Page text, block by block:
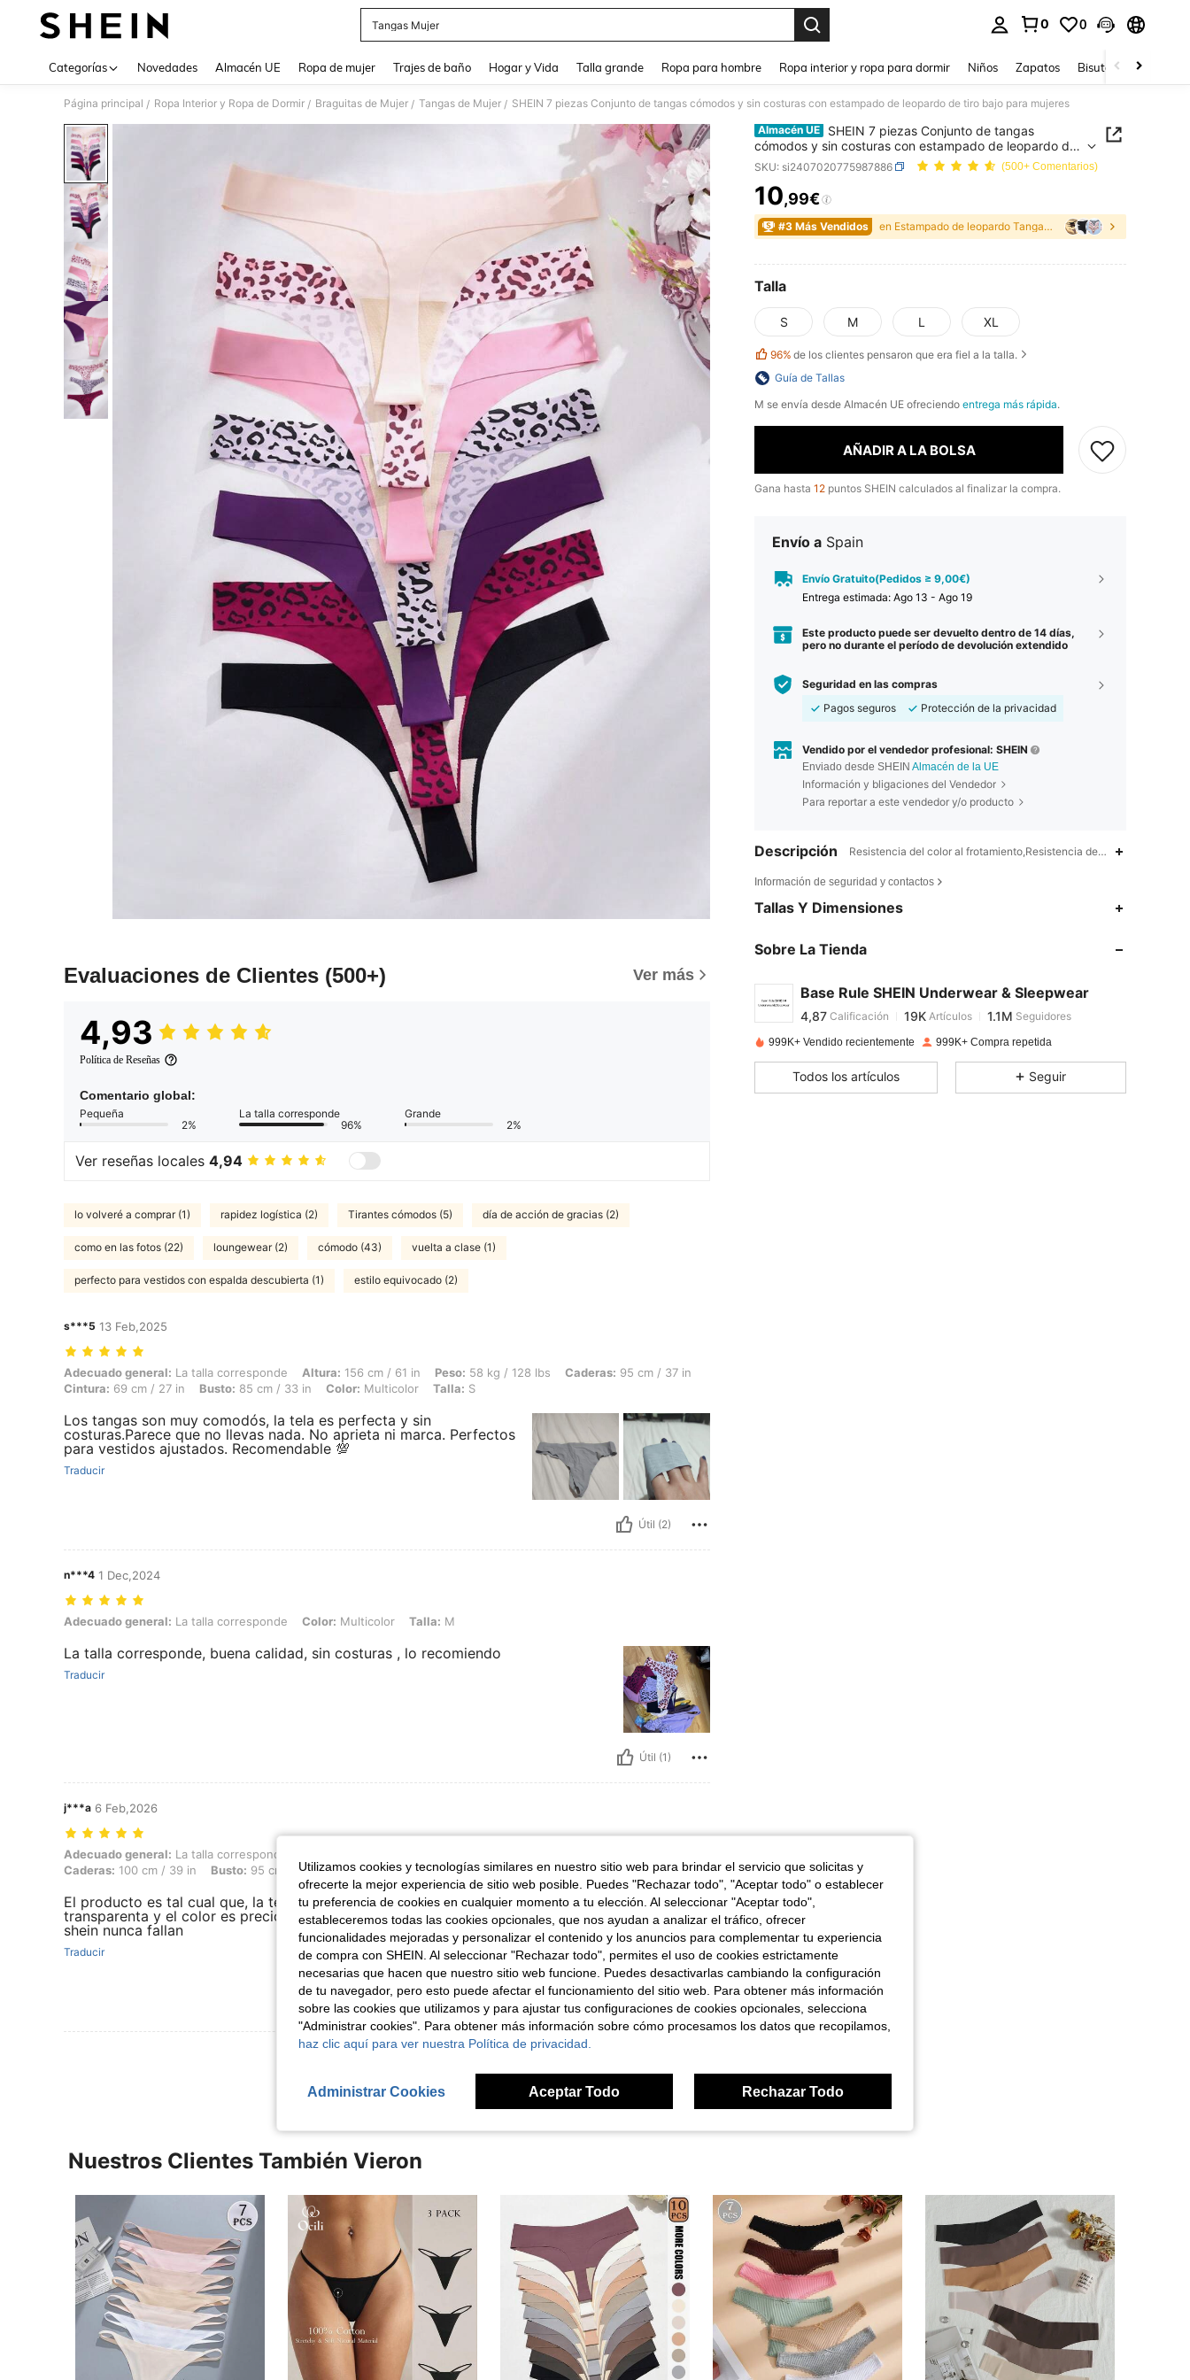
Tangas Mujer
0 0
Categorías Novedades Almacén UE Ropa de mujer Trajes de baño Hogar y Vida Talla grande Ropa para hombre Ropa interior y ropa para dormir Niños Zapatos Bisutería Y
Página principal / Ropa Interior y Ropa de Dormir / Braguitas de Mujer / Tangas de Mujer / SHEIN 7 piezas Conjunto de tangas cómodos y sin costuras con estampado de leopardo de tiro bajo para mujeres
Evaluaciones de Clientes (500+) Ver más
4,93
Política de Reseñas
Comentario global:
Pequeña
2%
La talla corresponde
96%
Grande
2%
Ver reseñas locales 4,94
lo volveré a comprar (1) rapidez logística (2) Tirantes cómodos (5) día de acción de gracias (2)
como en las fotos (22) loungewear (2) cómodo (43) vuelta a clase (1)
perfecto para vestidos con espalda descubierta (1) estilo equivocado (2)
s***5 13 Feb,2025
Adecuado general: La talla corresponde, Altura: 156 cm / 61 in, Peso: 58 kg / 128 lbs, Caderas: 95 cm / 37 in, Cintura: 69 cm / 27 in, Busto: 85 cm / 33 in, Color: Multicolor, Talla: S
Adecuado general: La talla corresponde Altura: 156 cm / 61 in Peso: 58 kg / 128 lbs Caderas: 95 cm / 37 in
Cintura: 69 cm / 27 in Busto: 85 cm / 33 in Color: Multicolor Talla: S
Los tangas son muy comodós, la tela es perfecta y sin
costuras.Parece que no llevas nada. No aprieta ni marca. Perfectos
para vestidos ajustados. Recomendable 💯
Traducir
Útil (2)
n***4 1 Dec,2024
Adecuado general: La talla corresponde, Color: Multicolor, Talla: M
Adecuado general: La talla corresponde Color: Multicolor Talla: M
La talla corresponde, buena calidad, sin costuras , lo recomiendo
Traducir
Útil (1)
j***a 6 Feb,2026
Adecuado general: La talla corresponde, Altura: 163 cm / 64 in, Peso: 66 kg / 146 lbs, Caderas: 100 cm / 39 in, Busto: 95 cm / 37 in, Cintura: 67 cm / 26 in, Color: Multicolor, Talla: M
Adecuado general: La talla corresponde
Caderas: 100 cm / 39 in Busto: 95 cm / 37 in Cintura:67 cm / 26 in Color:Multicolor Talla:M
El producto es tal cual que, la tela es de calidad, no
transparenta y el color es precioso, los productos de
shein nunca fallan
Traducir
Útil (0)
Ver Más Reseñas
Almacén UE
SHEIN 7 piezas Conjunto de tangas
cómodos y sin costuras con estampado de leopardo de
tiro bajo para mujeres
SKU: si2407020775987886 (500+ Comentarios)
PRICE AND AVAILABILITY
10,99€
#3 Más Vendidos en Estampado de leopardo Tangas de mujer
Talla
S M L XL
96% de los clientes pensaron que era fiel a la talla.
Guía de Tallas
​M se envía desde Almacén UE ofreciendo entrega más rápida.
AÑADIR A LA BOLSA
Gana hasta 12 puntos SHEIN calculados al finalizar la compra.
Envío a Spain
Envío Gratuito(Pedidos ≥ 9,00€)
Entrega estimada: Ago 13 - Ago 19
Este producto puede ser devuelto dentro de 14 días,
pero no durante el período de devolución extendido
Seguridad en las compras
Pagos seguros
Protección de la privacidad
Vendido por el vendedor profesional: SHEIN
Enviado desde SHEIN Almacén de la UE
Información y bligaciones del Vendedor
Para reportar a este vendedor y/o producto
Descripción Resistencia del color al frotamiento,Resistencia del color al
Información de seguridad y contactos
Tallas Y Dimensiones
Sobre La Tienda
Base Rule SHEIN Underwear & Sleepwear
4,87
4,87
Seguidores
3***8pagadoHace 1 día
4,87 19K 1.1M
999K+ Vendido recientemente 999K+ Compra repetida
Todos los artículos Seguir
Nuestros Clientes También Vieron
Utilizamos cookies y tecnologías similares en nuestro sitio web para brindar el servicio que solicitas y
ofrecerte la mejor experiencia de sitio web posible. Puedes "Rechazar todo", "Aceptar todo" o establecer
tu preferencia de cookies en cualquier momento a tu elección. Al seleccionar "Aceptar todo",
estableceremos todas las cookies opcionales, que nos ayudan a analizar el tráfico, ofrecer
funcionalidades mejoradas y personalizar el contenido y los anuncios para complementar tu experiencia
de compra con SHEIN. Al seleccionar "Rechazar todo", permites el uso de cookies estrictamente
necesarias que hacen que nuestro sitio web funcione. Puedes desactivarlas cambiando la configuración
de tu navegador, pero esto puede afectar el funcionamiento del sitio web. Para obtener más información
sobre las cookies que utilizamos y para ajustar tus configuraciones de cookies opcionales, selecciona
"Administrar cookies". Para obtener más información sobre cómo procesamos los datos que recopilamos,
haz clic aquí para ver nuestra Política de privacidad.
Administrar Cookies Aceptar Todo Rechazar Todo